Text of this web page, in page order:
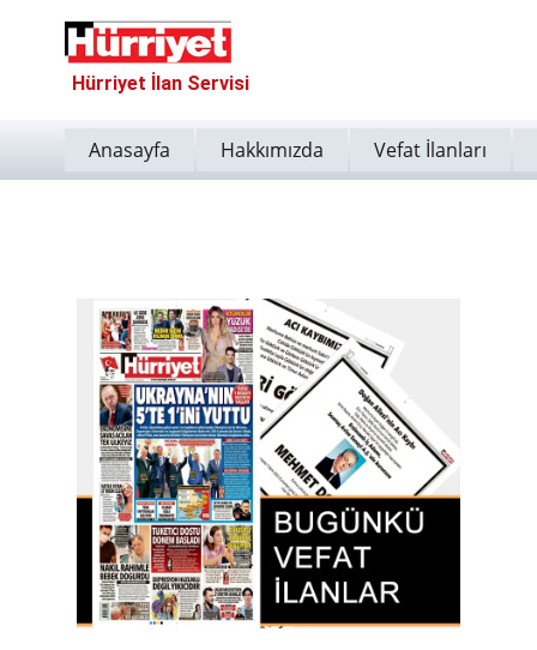
Hürriyet İlan Servisi
Anasayfa Hakkımızda Vefat İlanları